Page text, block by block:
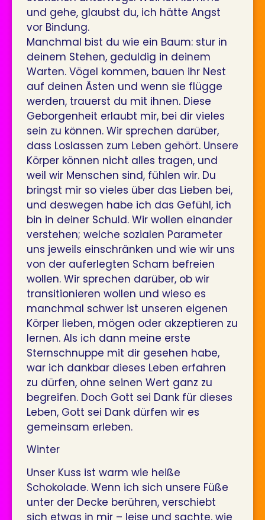
und gehe, glaubst du, ich hätte Angst
vor Bindung.
Manchmal bist du wie ein Baum: stur in
deinem Stehen, geduldig in deinem
Warten. Vögel kommen, bauen ihr Nest
auf deinen Ästen und wenn sie flügge
werden, trauerst du mit ihnen. Diese
Geborgenheit erlaubt mir, bei dir vieles
sein zu können. Wir sprechen darüber,
dass Loslassen zum Leben gehört. Unsere
Körper können nicht alles tragen, und
weil wir Menschen sind, fühlen wir. Du
bringst mir so vieles über das Lieben bei,
und deswegen habe ich das Gefühl, ich
bin in deiner Schuld. Wir wollen einander
verstehen; welche sozialen Parameter
uns jeweils einschränken und wie wir uns
von der auferlegten Scham befreien
wollen. Wir sprechen darüber, ob wir
transitionieren wollen und wieso es
manchmal schwer ist unseren eigenen
Körper lieben, mögen oder akzeptieren zu
lernen. Als ich dann meine erste
Sternschnuppe mit dir gesehen habe,
war ich dankbar dieses Leben erfahren
zu dürfen, ohne seinen Wert ganz zu
begreifen. Doch Gott sei Dank für dieses
Leben, Gott sei Dank dürfen wir es
gemeinsam erleben.
Winter
Unser Kuss ist warm wie heiße
Schokolade. Wenn ich sich unsere Füße
unter der Decke berühren, verschiebt
sich etwas in mir – leise und sachte, wie